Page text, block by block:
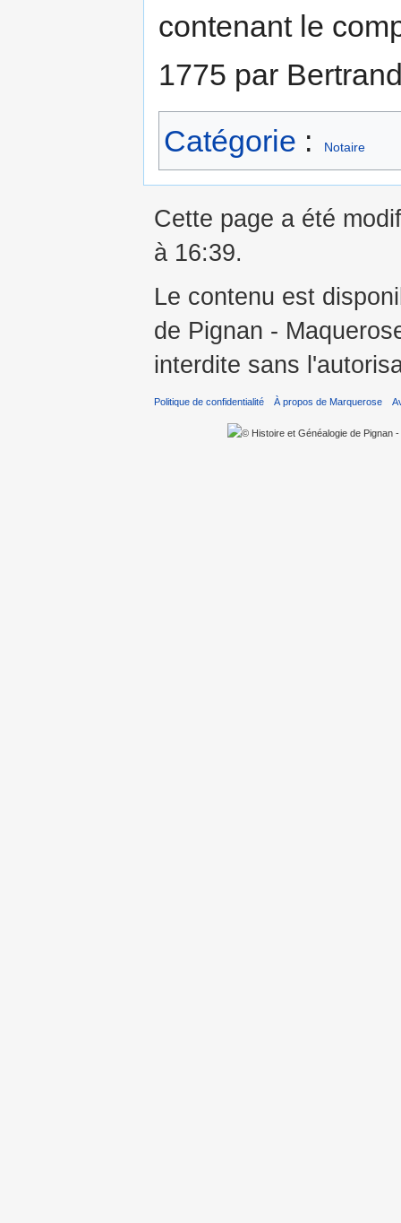
contenant le
1775 par
Catégorie : Notaire
Cette page a été
à 16:39.
Le contenu est
de Pignan -
interdite sans
Politique de confidentialité À propos de Marquerose